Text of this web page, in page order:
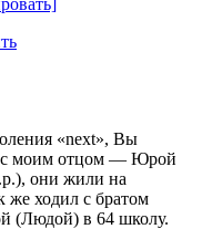
«next», Вы
с моим отцом — Юрой
они жили на
же ходил с братом
(Людой) в 64 школу.